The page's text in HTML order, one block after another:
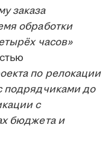
заказа
обработки
часов»
по релокации
подрядчиками до
с
бюджета и